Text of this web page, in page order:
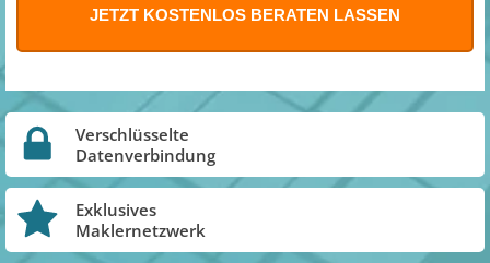
Verschlüsselte
Datenverbindung
Exklusives
Maklernetzwerk